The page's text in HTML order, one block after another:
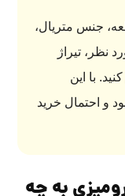
جنس متریال،
نظر، تیراژ
با این
و احتمال خرید
به چه